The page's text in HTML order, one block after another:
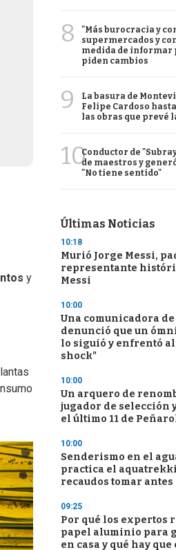
y
8
"Más burocracia y
supermercados y
medida de informar
piden cambios
9
La basura de
Felipe Cardoso
las obras que prevé
10Conductor de
de maestros y
"No tiene sentido"
Últimas Noticias
10:18
Murió Jorge Messi,
representante
Messi
10:00
Una comunicadora de
denunció que un
lo siguió y enfrentó
shock"
10:00
Un arquero de
jugador de selección
el último 11 de
10:00
Senderismo en el
practica el
recaudos tomar antes
09:25
Por qué los expertos
papel aluminio para
en casa y qué hay